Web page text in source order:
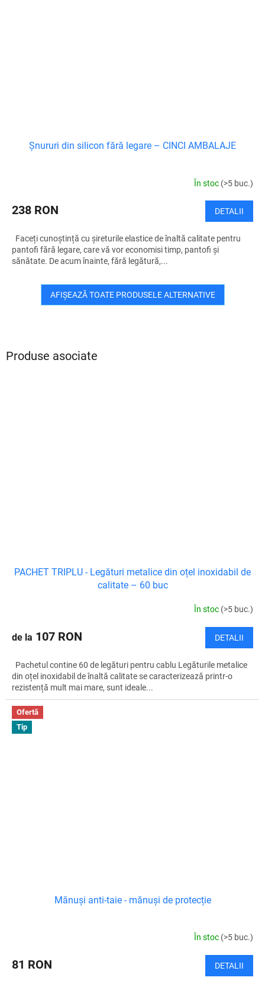
Produse asociate
PACHET TRIPLU - Legături metalice din oțel inoxidabil de
calitate – 60 buc
În stoc (>5 buc.)
de la 107 RON DETALII
Pachetul contine 60 de legături pentru cablu Legăturile metalice
din oțel inoxidabil de înaltă calitate se caracterizează printr-o
rezistență mult mai mare, sunt ideale...
Ofertă
Tip
Mănuși anti-taie - mănuși de protecție
În stoc (>5 buc.)
81 RON DETALII
Șnururi din silicon fără legare – CINCI AMBALAJE
În stoc (>5 buc.)
238 RON DETALII
Faceți cunoștință cu șireturile elastice de înaltă calitate pentru
pantofi fără legare, care vă vor economisi timp, pantofi și
sănătate. De acum înainte, fără legătură,...
AFIŞEAZĂ TOATE PRODUSELE ALTERNATIVE